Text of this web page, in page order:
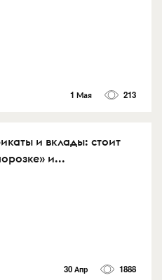
1 Мая 213
и вклады: стоит
и...
30 Апр 1888